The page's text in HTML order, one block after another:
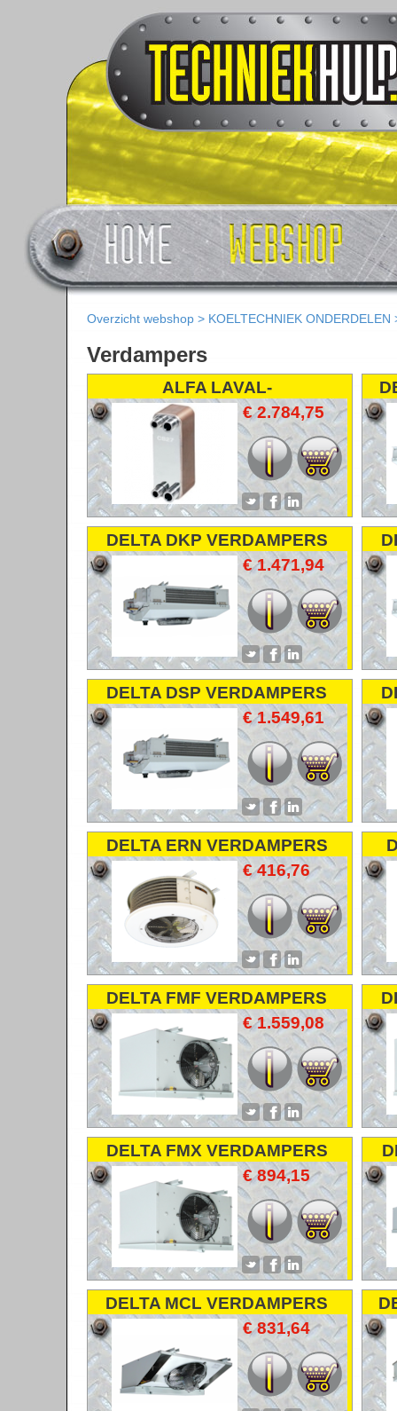
Overzicht webshop > KOELTECHNIEK ONDERDELEN
Verdampers
ALFA LAVAL-
WARMTEWISSELAARS-
PLATENWISSELAARS-Q
PLATES
€ 2.784,75
DELTA DKP VERDAMPERS
COOLERS€ 1.471,94
DELTA DSP VERDAMPERS
COOLERS€ 1.549,61
DELTA ERN VERDAMPERS
COOLERS€ 416,76
DELTA FMF VERDAMPERS
KOELERS€ 1.559,08
DELTA FMX VERDAMPERS
COOLERS€ 894,15
DELTA MCL VERDAMPERS
€ 831,64